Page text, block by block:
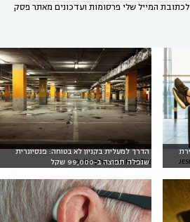
המייל שלי פרסומות ועדכונים מאתר פסק
הדרך למעלית בקניון לא בטוחה: פנסיונרית
שנפלה תפוצה ב-99,000 שקל
צילום: Dollarphotoclub